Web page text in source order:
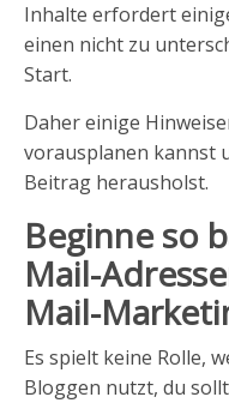
Inhalte erfordert
einen nicht zu
Start.
Daher einige
vorausplanen kannst
Beitrag herausholst.
Beginne so
Mail-
Mail-
Es spielt keine Rolle,
Bloggen nutzt, du